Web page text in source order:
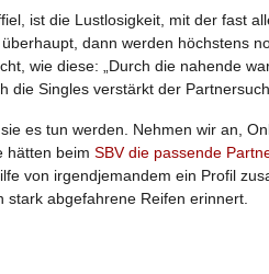
ist die Lustlosigkeit, mit der fast
dann werden höchstens
wie diese: „Durch die nahende
die Singles verstärkt der
es tun werden. Nehmen wir an,
hätten beim SBV die passende
von irgendjemandem ein Profil
abgefahrene Reifen erinnert.